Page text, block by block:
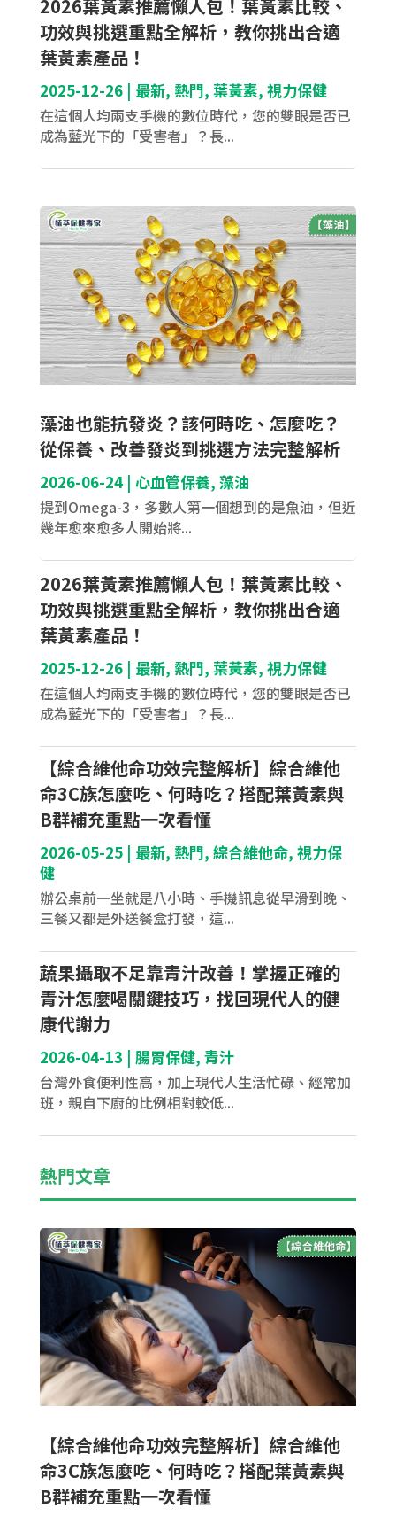
2026葉黃素推薦懶人包！葉黃素比較、
功效與挑選重點全解析，教你挑出合適
葉黃素產品！
2025-12-26| 最新, 熱門, 葉黃素, 視力保健
在這個人均兩支手機的數位時代，您的雙眼是否已
成為藍光下的「受害者」？長...
藻油也能抗發炎？該何時吃、怎麼吃？
從保養、改善發炎到挑選方法完整解析
2026-06-24| 心血管保養, 藻油
提到Omega-3，多數人第一個想到的是魚油，但近
幾年愈來愈多人開始將...
2026葉黃素推薦懶人包！葉黃素比較、
功效與挑選重點全解析，教你挑出合適
葉黃素產品！
2025-12-26| 最新, 熱門, 葉黃素, 視力保健
在這個人均兩支手機的數位時代，您的雙眼是否已
成為藍光下的「受害者」？長...
【綜合維他命功效完整解析】綜合維他
命3C族怎麼吃、何時吃？搭配葉黃素與
B群補充重點一次看懂
2026-05-25| 最新, 熱門, 綜合維他命, 視力保
健
辦公桌前一坐就是八小時、手機訊息從早滑到晚、
三餐又都是外送餐盒打發，這...
蔬果攝取不足靠青汁改善！掌握正確的
青汁怎麼喝關鍵技巧，找回現代人的健
康代謝力
2026-04-13 | 腸胃保健, 青汁
台灣外食便利性高，加上現代人生活忙碌、經常加
班，親自下廚的比例相對較低...
熱門文章
【綜合維他命功效完整解析】綜合維他
命3C族怎麼吃、何時吃？搭配葉黃素與
B群補充重點一次看懂